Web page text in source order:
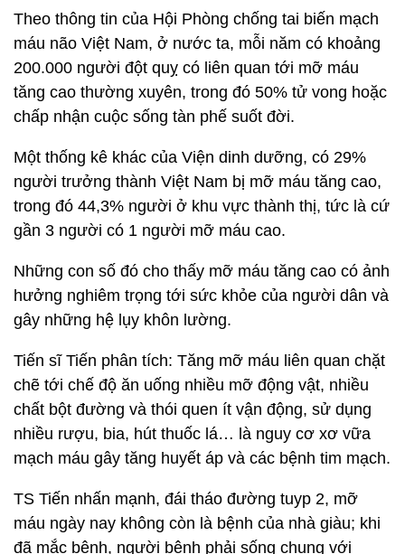
Theo thông tin của Hội Phòng chống tai biến mạch
máu não Việt Nam, ở nước ta, mỗi năm có khoảng
200.000 người đột quỵ có liên quan tới mỡ máu
tăng cao thường xuyên, trong đó 50% tử vong hoặc
chấp nhận cuộc sống tàn phế suốt đời.
Một thống kê khác của Viện dinh dưỡng, có 29%
người trưởng thành Việt Nam bị mỡ máu tăng cao,
trong đó 44,3% người ở khu vực thành thị, tức là cứ
gần 3 người có 1 người mỡ máu cao.
Những con số đó cho thấy mỡ máu tăng cao có ảnh
hưởng nghiêm trọng tới sức khỏe của người dân và
gây những hệ lụy khôn lường.
Tiến sĩ Tiến phân tích: Tăng mỡ máu liên quan chặt
chẽ tới chế độ ăn uống nhiều mỡ động vật, nhiều
chất bột đường và thói quen ít vận động, sử dụng
nhiều rượu, bia, hút thuốc lá… là nguy cơ xơ vữa
mạch máu gây tăng huyết áp và các bệnh tim mạch.
TS Tiến nhấn mạnh, đái tháo đường tuyp 2, mỡ
máu ngày nay không còn là bệnh của nhà giàu; khi
đã mắc bệnh, người bệnh phải sống chung với